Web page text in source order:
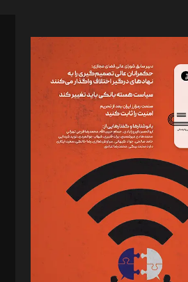
رجبی
ایپکچی
برهمند، یسنا امان‌پور، سروش کرمیان،
رجبی، زهرا فکرانه، فائزه فتحی